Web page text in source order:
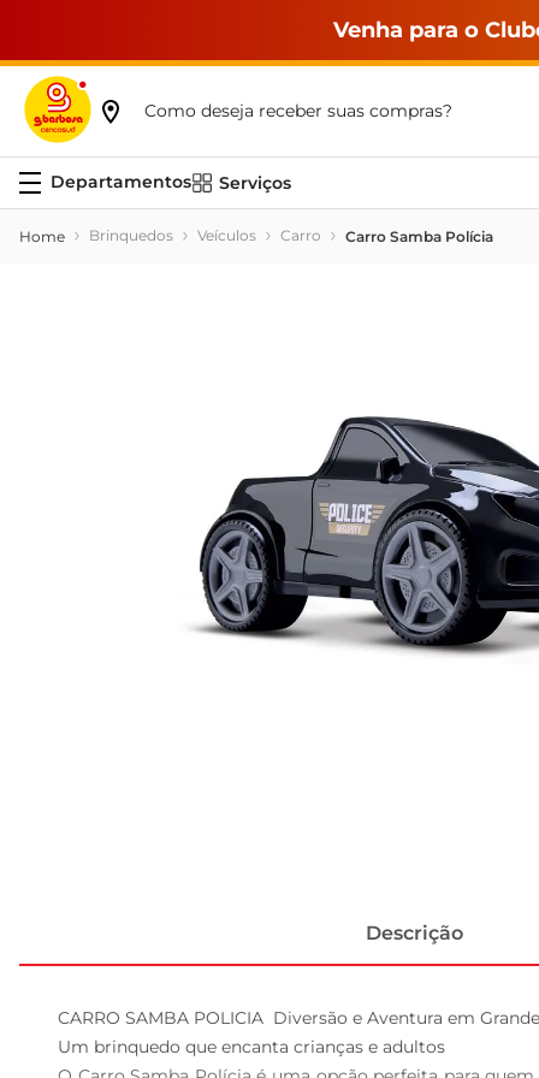
Venha para o
Como deseja receber suas compras?
Serviços
Brinquedos Veículos Carro Carro Samba Polícia
Descrição
CARRO SAMBA POLICIA  Diversão e Aventura em
Um brinquedo que encanta crianças e adultos